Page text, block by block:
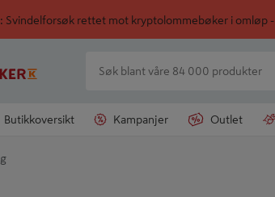
Svindelforsøk rettet mot kryptolommebøker i omløp -
Butikkoversikt Kampanjer Outlet